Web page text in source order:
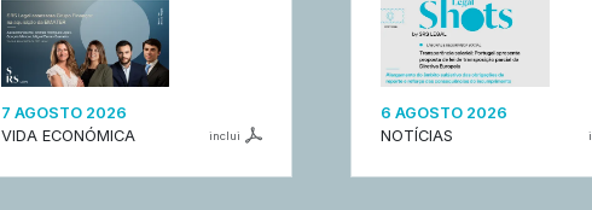
7 AGOSTO 2026
VIDA ECONÓMICA
inclui
6 AGOSTO 2026
NOTÍCIAS